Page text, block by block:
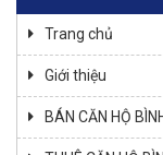
Trang chủ
Giới thiệu
BÁN CĂN HỘ